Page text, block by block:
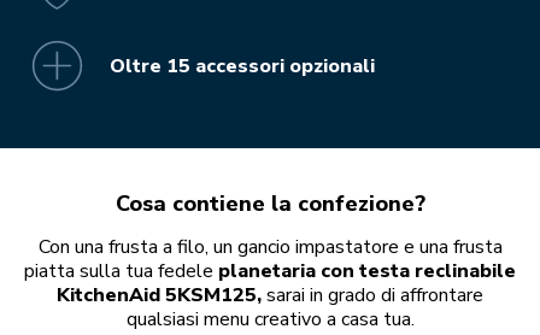
Oltre 15 accessori opzionali
Cosa contiene la confezione?
Con una frusta a filo, un gancio impastatore e una frusta
piatta sulla tua fedele planetaria con testa reclinabile
KitchenAid 5KSM125,sarai in grado di affrontare
qualsiasi menu creativo a casa tua.